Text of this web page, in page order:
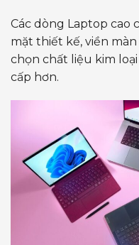
Các dòng Laptop cao
mặt thiết kế, viền
chọn chất liệu kim
cấp hơn.